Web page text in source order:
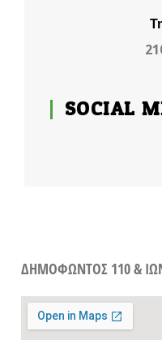
SOCIAL
ΔΗΜΟΦΩΝΤΟΣ 110 &